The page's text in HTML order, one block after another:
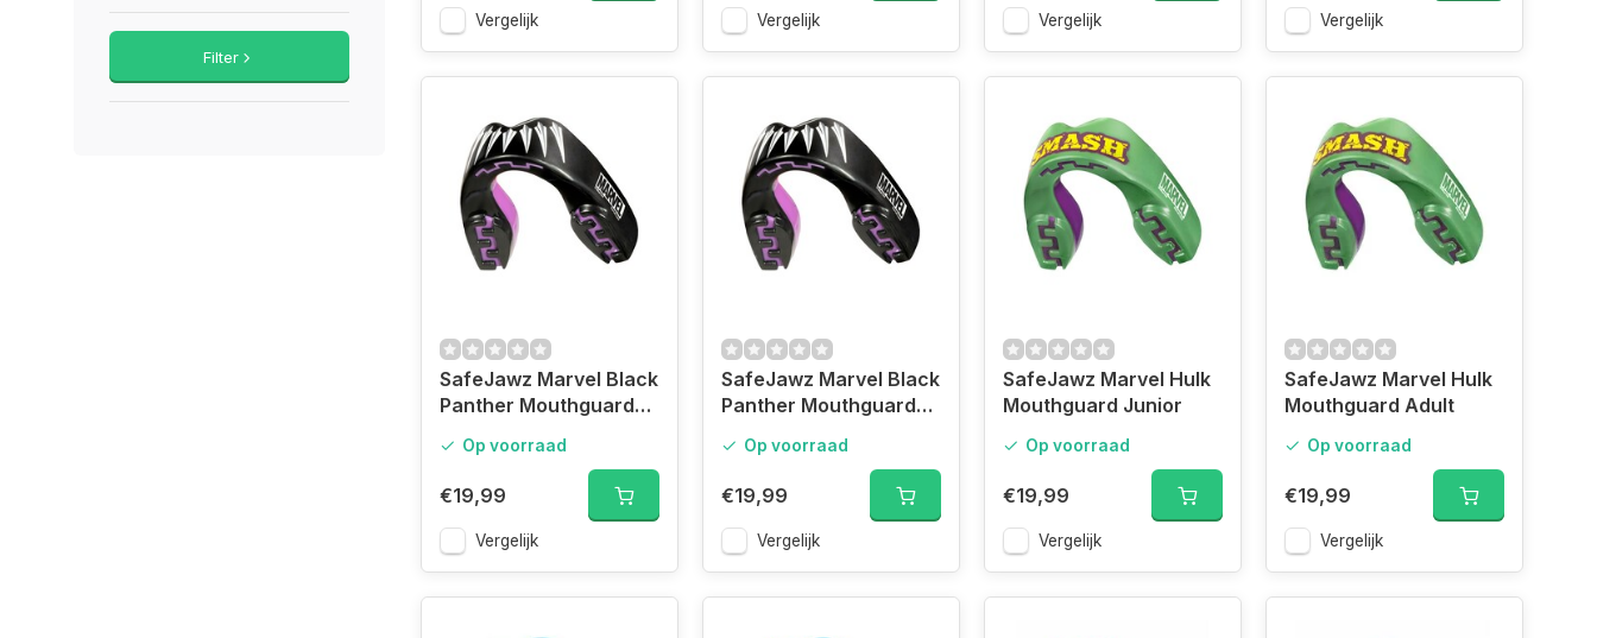
Filter
Vergelijk Vergelijk Vergelijk Vergelijk
SafeJawz Marvel Black
Panther Mouthguard
Op voorraad
€19,99
Vergelijk
SafeJawz Marvel Black
Panther Mouthguard
Op voorraad
€19,99
Vergelijk
SafeJawz Marvel Hulk
Mouthguard Junior
Op voorraad
€19,99
Vergelijk
SafeJawz Marvel Hulk
Mouthguard Adult
Op voorraad
€19,99
Vergelijk